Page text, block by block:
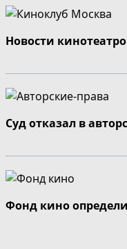
Новости
Суд отказал в
Фонд кино